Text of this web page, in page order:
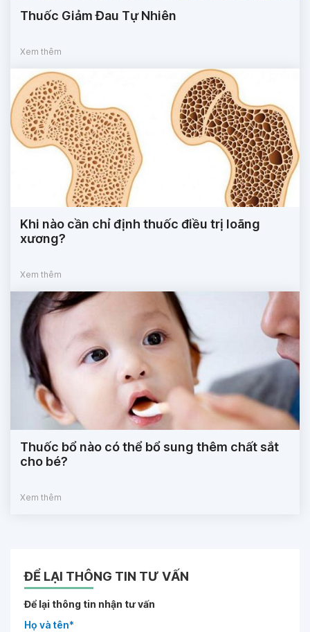
Thuốc Giảm Đau Tự Nhiên
Xem thêm
Khi nào cần chỉ định thuốc điều trị loãng
xương?
Xem thêm
Thuốc bổ nào có thể bổ sung thêm chất sắt
cho bé?
Xem thêm
ĐỂ LẠI THÔNG TIN TƯ VẤN
Để lại thông tin nhận tư vấn
Họ và tên*